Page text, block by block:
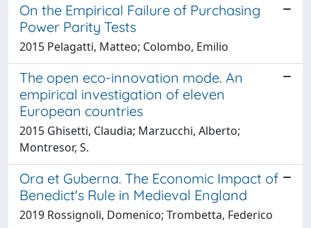
On the Empirical Failure of Purchasing
Power Parity Tests
2015 Pelagatti, Matteo; Colombo, Emilio
The open eco-innovation mode. An
empirical investigation of eleven
European countries
2015 Ghisetti, Claudia; Marzucchi, Alberto;
Montresor, S.
Ora et Guberna. The Economic Impact of
Benedict's Rule in Medieval England
2019 Rossignoli, Domenico; Trombetta, Federico